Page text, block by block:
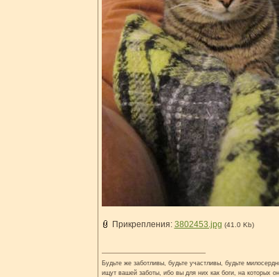
Прикрепления: 3802453.jpg (41.0 Kb)
Будьте же заботливы, будьте участливы, будьте
ищут вашей заботы, ибо вы для них как боги, на которых